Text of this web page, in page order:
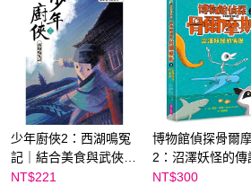
少年廚俠2：西湖鳴冤
記｜結合美食與武俠的
冒險之旅
NT$221
博物館偵探骨爾
2：沼澤妖怪的傳
NT$300